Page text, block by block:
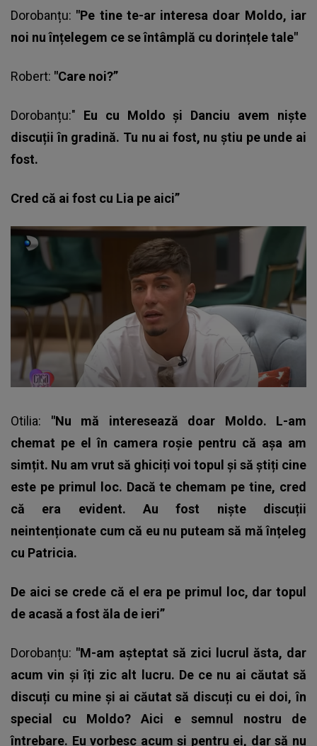
Dorobanțu: "Pe tine te-ar interesa doar Moldo, iar
noi nu înțelegem ce se întâmplă cu dorințele tale"
Robert: "Care noi?”
Dorobanțu:" Eu cu Moldo și Danciu avem niște
discuții în gradină. Tu nu ai fost, nu știu pe unde ai
fost.
Cred că ai fost cu Lia pe aici”
Otilia: "Nu mă interesează doar Moldo. L-am
chemat pe el în camera roșie pentru că așa am
simțit. Nu am vrut să ghiciți voi topul și să știți cine
este pe primul loc. Dacă te chemam pe tine, cred
că era evident. Au fost niște discuții
neintenționate cum că eu nu puteam să mă înțeleg
cu Patricia.
De aici se crede că el era pe primul loc, dar topul
de acasă a fost ăla de ieri”
Dorobanțu: "M-am așteptat să zici lucrul ăsta, dar
acum vin și îți zic alt lucru. De ce nu ai căutat să
discuți cu mine și ai căutat să discuți cu ei doi, în
special cu Moldo? Aici e semnul nostru de
întrebare. Eu vorbesc acum și pentru ei, dar să nu